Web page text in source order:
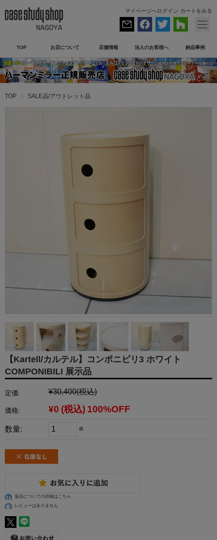
マイページへログイン カートをみる
TOP お店について 店舗情報 法人のお客様へ 納品事例
TOP SALE品/アウトレット品
【Kartell/カルテル】コンポニビリ3 ホワイト
COMPONIBILI 展示品
定価: ¥30,400(税込)
価格: ¥0 (税込) 100%OFF
数量: 個
返品についての詳細はこちら
レビューはありません